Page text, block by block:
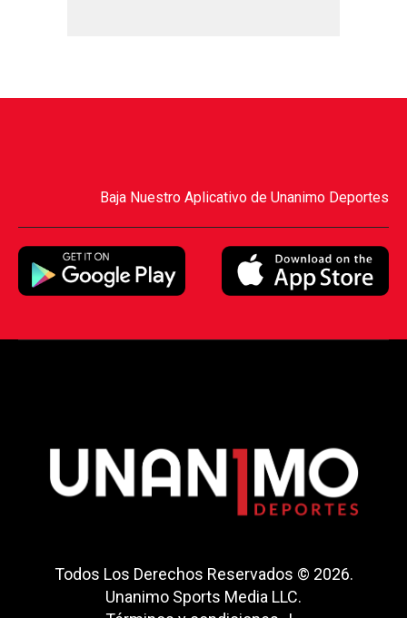
Baja Nuestro Aplicativo de Unanimo Deportes
Todos Los Derechos Reservados © 2026.
Unanimo Sports Media LLC.